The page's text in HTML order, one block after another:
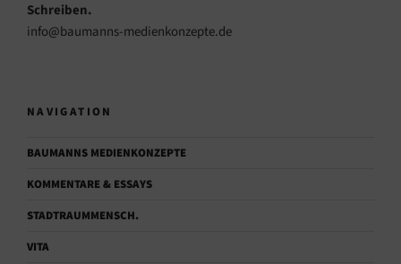
Schreiben.
info@baumanns-medienkonzepte.de
NAVIGATION
BAUMANNS MEDIENKONZEPTE
KOMMENTARE & ESSAYS
STADTRAUMMENSCH.
VITA